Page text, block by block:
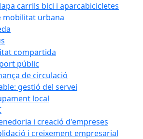
carrils bici i aparcabicicletes
mobilitat urbana
compartida
públic
de circulació
gestió del servei
local
i creació d'empreses
i creixement empresarial